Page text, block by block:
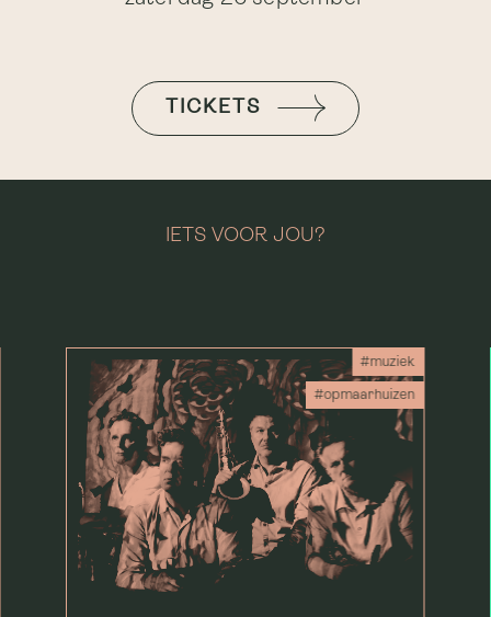
TICKETS
IETS VOOR JOU?
#muziek
#opmaarhuizen